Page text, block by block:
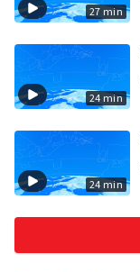
27 min
24 min
24 min